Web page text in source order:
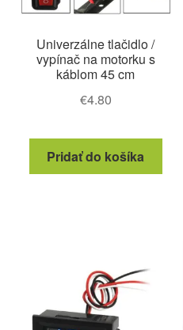
Univerzálne tlačidlo /
vypínač na motorku s
káblom 45 cm
€4.80
Pridať do košíka